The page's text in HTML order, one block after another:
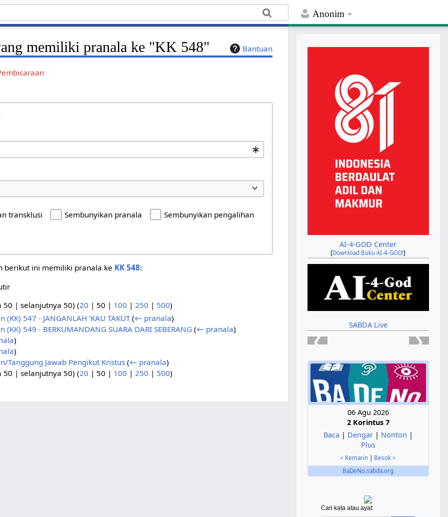
Anonim
Bantuan
memiliki pranala ke "KK 548"
transklusi Sembunyikan pranala Sembunyikan pengalihan
berikut ini memiliki pranala ke KK 548:
50 |selanjutnya 50) (20 | 50 | 100 | 250 | 500)
(KK) 547 - JANGANLAH ‘KAU TAKUT (← pranala)
(KK) 549 - BERKUMANDANG SUARA DARI SEBERANG (← pranala)
)
)
Tanggung Jawab Pengikut Kristus (← pranala)
50 |selanjutnya 50) (20 | 50 | 100 |250 | 500)
AI-4-GOD Center
[Download Buku AI-4-GOD!]
SABDA Live
❮ ❯
06 Agu 2026
2 Korintus 7
Baca | Dengar| Nonton |
Plus
< Kemarin
Besok >
BaDeNo.sabda.org
Cari kata atau ayat: